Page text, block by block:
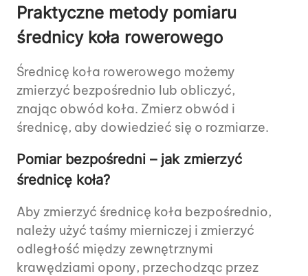
Praktyczne metody pomiaru
średnicy koła rowerowego
Średnicę koła rowerowego możemy
zmierzyć bezpośrednio lub obliczyć,
znając obwód koła. Zmierz obwód i
średnicę, aby dowiedzieć się o rozmiarze.
Pomiar bezpośredni – jak zmierzyć
średnicę koła?
Aby zmierzyć średnicę koła bezpośrednio,
należy użyć taśmy mierniczej i zmierzyć
odległość między zewnętrznymi
krawędziami opony, przechodząc przez